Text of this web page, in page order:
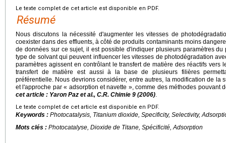
Le texte complet de cet article est disponible en PDF.
Résumé
Nous discutons la nécessité d'augmenter les vitesses de
coexister dans des effluents, à côté de produits contaminants moins
de données sur ce sujet, il est possible d'indiquer plusieurs paramètres
type de solvant qui peuvent influencer les vitesses de photodégradation
paramètres agissent en contrôlant le transfert de matière des réactifs vers
transfert de matière est aussi à la base de plusieurs filières
préférentielle. Nous devrions considérer, entre autres, la modification de la
et l'approche par « adsorption et navette », comme des méthodes pouvant
cet article : Yaron Paz et al., C.R. Chimie 9 (2006)
Le texte complet de cet article est disponible en PDF.
Keywords : Photocatalysis, Titanium dioxide, Specificity, Selectivity,
Mots clés : Photocatalyse, Dioxide de Titane, Spécificité, Adsorption